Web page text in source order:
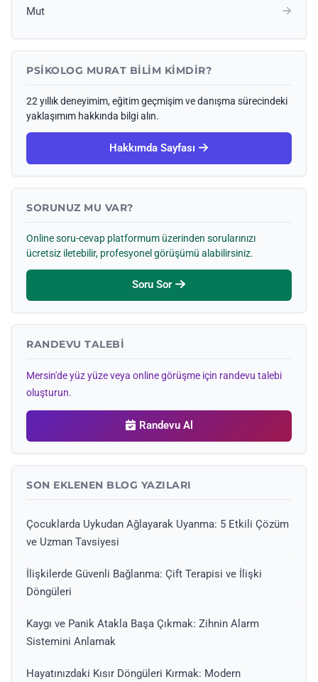
Mut
PSIKOLOG MURAT BILIM KIMDIR?
22 yıllık deneyimim, eğitim geçmişim ve danışma sürecindeki
yaklaşımım hakkında bilgi alın.
Hakkımda Sayfası
SORUNUZ MU VAR?
Online soru-cevap platformum üzerinden sorularınızı
ücretsiz iletebilir, profesyonel görüşümü alabilirsiniz.
Soru Sor
RANDEVU TALEBI
Mersin'de yüz yüze veya online görüşme için randevu talebi
oluşturun.
Randevu Al
SON EKLENEN BLOG YAZILARI
Çocuklarda Uykudan Ağlayarak Uyanma: 5 Etkili Çözüm
ve Uzman Tavsiyesi
İlişkilerde Güvenli Bağlanma: Çift Terapisi ve İlişki
Döngüleri
Kaygı ve Panik Atakla Başa Çıkmak: Zihnin Alarm
Sistemini Anlamak
Hayatınızdaki Kısır Döngüleri Kırmak: Modern